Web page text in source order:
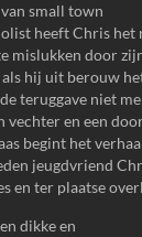
small town
heeft Chris
mislukken door
hij uit berouw
teruggave niet
en een
begint het
jeugdvriend
en ter plaatse
dikke en